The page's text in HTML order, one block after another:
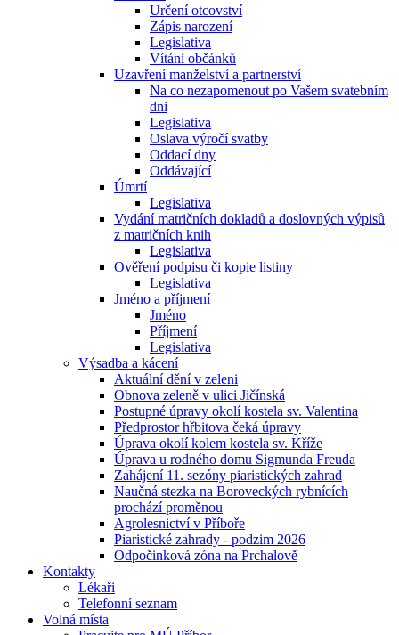
Určení otcovství
Zápis narození
Legislativa
Vítání občánků
Uzavření manželství a partnerství
Na co nezapomenout po Vašem svatebním
dni
Legislativa
Oslava výročí svatby
Oddací dny
Oddávající
Úmrtí
Legislativa
Vydání matričních dokladů a doslovných výpisů
z matričních knih
Legislativa
Ověření podpisu či kopie listiny
Legislativa
Jméno a příjmení
Jméno
Příjmení
Legislativa
Výsadba a kácení
Aktuální dění v zeleni
Obnova zeleně v ulici Jičínská
Postupné úpravy okolí kostela sv. Valentina
Předprostor hřbitova čeká úpravy
Úprava okolí kolem kostela sv. Kříže
Úprava u rodného domu Sigmunda Freuda
Zahájení 11. sezóny piaristických zahrad
Naučná stezka na Boroveckých rybnících
prochází proměnou
Agrolesnictví v Příboře
Piaristické zahrady - podzim 2026
Odpočinková zóna na Prchalově
Kontakty
Lékaři
Telefonní seznam
Volná místa